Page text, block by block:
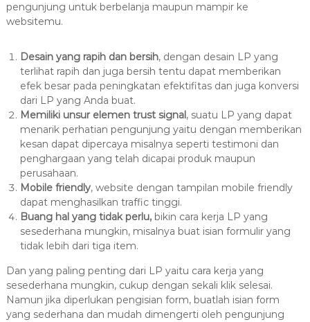
pengunjung untuk berbelanja maupun mampir ke
websitemu.
Desain yang rapih dan bersih, dengan desain LP yang
terlihat rapih dan juga bersih tentu dapat memberikan
efek besar pada peningkatan efektifitas dan juga konversi
dari LP yang Anda buat.
Memiliki unsur elemen trust signal, suatu LP yang dapat
menarik perhatian pengunjung yaitu dengan memberikan
kesan dapat dipercaya misalnya seperti testimoni dan
penghargaan yang telah dicapai produk maupun
perusahaan.
Mobile friendly, website dengan tampilan mobile friendly
dapat menghasilkan traffic tinggi.
Buang hal yang tidak perlu, bikin cara kerja LP yang
sesederhana mungkin, misalnya buat isian formulir yang
tidak lebih dari tiga item.
Dan yang paling penting dari LP yaitu cara kerja yang
sesederhana mungkin, cukup dengan sekali klik selesai.
Namun jika diperlukan pengisian form, buatlah isian form
yang sederhana dan mudah dimengerti oleh pengunjung